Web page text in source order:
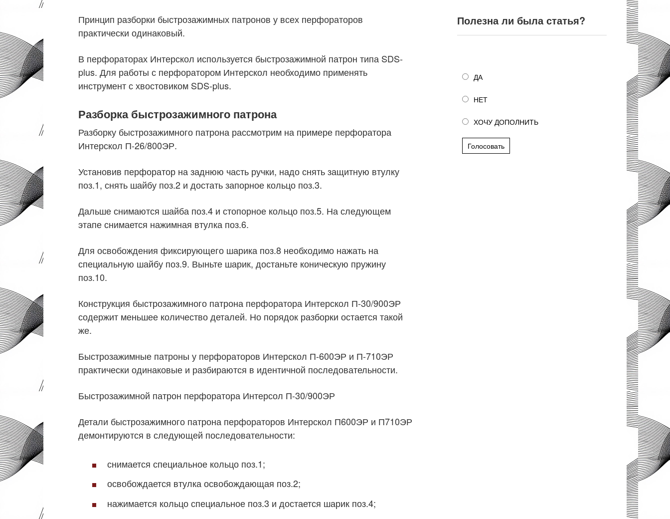
Принцип разборки быстрозажимных патронов у всех перфораторов
практически одинаковый.
В перфораторах Интерскол используется быстрозажимной патрон типа SDS-
plus. Для работы с перфоратором Интерскол необходимо применять
инструмент с хвостовиком SDS-plus.
Разборка быстрозажимного патрона
Разборку быстрозажимного патрона рассмотрим на примере перфоратора
Интерскол П-26/800ЭР.
Установив перфоратор на заднюю часть ручки, надо снять защитную втулку
поз.1, снять шайбу поз.2 и достать запорное кольцо поз.3.
Дальше снимаются шайба поз.4 и стопорное кольцо поз.5. На следующем
этапе снимается нажимная втулка поз.6.
Для освобождения фиксирующего шарика поз.8 необходимо нажать на
специальную шайбу поз.9. Выньте шарик, достаньте коническую пружину
поз.10.
Конструкция быстрозажимного патрона перфоратора Интерскол П-30/900ЭР
содержит меньшее количество деталей. Но порядок разборки остается такой
же.
Быстрозажимные патроны у перфораторов Интерскол П-600ЭР и П-710ЭР
практически одинаковые и разбираются в идентичной последовательности.
Быстрозажимной патрон перфоратора Интерсол П-30/900ЭР
Детали быстрозажимного патрона перфораторов Интерскол П600ЭР и П710ЭР
демонтируются в следующей последовательности:
снимается специальное кольцо поз.1;
освобождается втулка освобождающая поз.2;
нажимается кольцо специальное поз.3 и достается шарик поз.4;
Полезна ли была статья?
ДА
НЕТ
ХОЧУ ДОПОЛНИТЬ
Голосовать